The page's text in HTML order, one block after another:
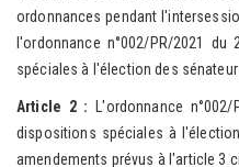
ordonnances pendant
l'ordonnance n°002/PR/2021
spéciales à l'élection des
Article 2 :
L'ordonnance
dispositions spéciales à
amendements prévus à l'article 3